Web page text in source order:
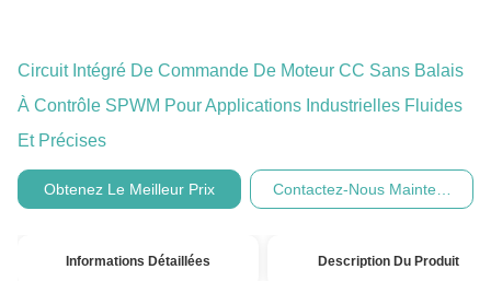
Circuit Intégré De Commande De Moteur CC Sans Balais
À Contrôle SPWM Pour Applications Industrielles Fluides
Et Précises
Obtenez Le Meilleur Prix Contactez-Nous Maintenant
Informations Détaillées Description Du Produit